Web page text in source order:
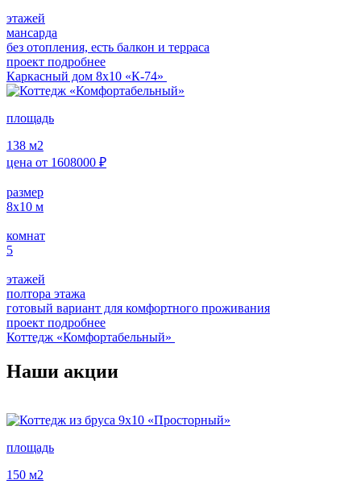
этажей
мансарда
без отопления, есть балкон и терраса
проект подробнее
Каркасный дом 8х10 «К-74»
площадь
138 м2
цена от 1608000 ₽
размер
8х10 м
комнат
5
этажей
полтора этажа
готовый вариант для комфортного проживания
проект подробнее
Коттедж «Комфортабельный»
Наши акции
площадь
150 м2